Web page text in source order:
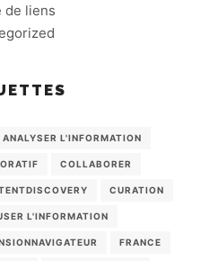
de liens
ANALYSER L'INFORMATION
COLLABORER
CURATION
L'INFORMATION
FRANCE